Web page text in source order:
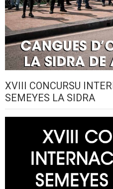
XVIII CONCURSU
SEMEYES LA SIDRA